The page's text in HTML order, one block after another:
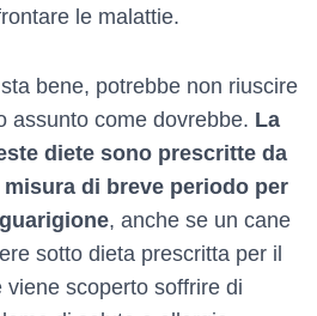
le malattie.
bene, potrebbe non riuscire
assunto come dovrebbe. La
diete sono prescritte da
di breve periodo per
, anche se un cane
sotto dieta prescritta per il
scoperto soffrire di